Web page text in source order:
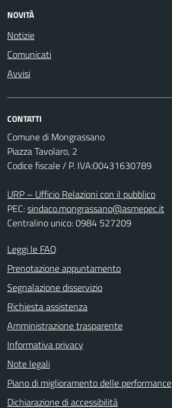
NOVITÀ
Notizie
Comunicati
Avvisi
CONTATTI
Comune di Mongrassano
Piazza Tavolaro, 2
Codice fiscale / P. IVA:00431630789
URP – Ufficio Relazioni con il pubblico
PEC:sindaco.mongrassano@asmepec.it
Centralino unico: 0984 527209
Leggi le FAQ
Prenotazione appuntamento
Segnalazione disservizio
Richiesta assistenza
Amministrazione trasparente
Informativa privacy
Note legali
Piano di miglioramento delle performance
Dichiarazione di accessibilità